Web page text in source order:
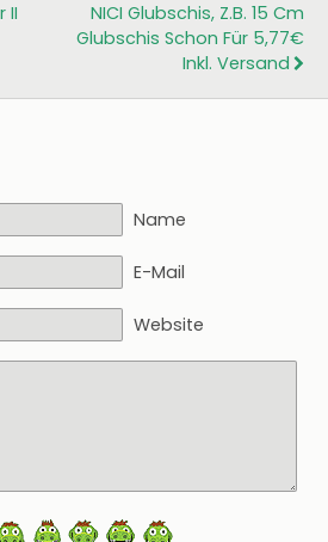
II
NICI Glubschis, Z.B. 15 Cm
Glubschis Schon Für 5,77€
Inkl. Versand
Name
E-Mail
Website